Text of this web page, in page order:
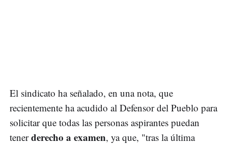
El sindicato ha señalado, en una nota, que
recientemente ha acudido al Defensor del Pueblo para
solicitar que todas las personas aspirantes puedan
tenerderecho a examen, ya que, "tras la última